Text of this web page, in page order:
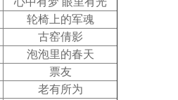
轮椅上的军魂
古窑倩影
泡泡里的春天
票友
老有所为